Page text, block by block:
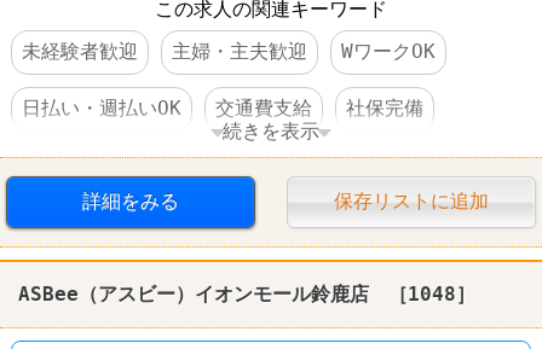
この求人の関連キーワード
未経験者歓迎
主婦・主夫歓迎 WワークOK
日払い・週払いOK 交通費支給 社保完備
昇給あり 扶養控除内のオシゴト
禁煙・分煙
続きを表示
詳細をみる 保存リストに追加
ASBee（アスビー）イオンモール鈴鹿店 ［1048］